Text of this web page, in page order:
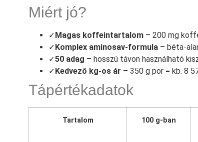
Miért jó?
✓Magas koffeintartalom – 200 mg
✓Komplex aminosav-formula – béta-
✓50 adag – hosszú távon használható
✓Kedvező kg-os ár – 350 g por = kb. 8
Tápértékadatok
Tartalom 100 g-ban